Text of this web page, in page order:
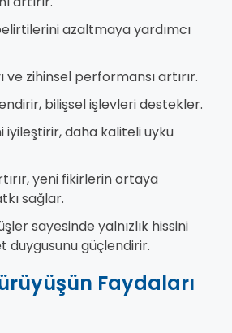
azaltmaya yardımcı
ve zihinsel performansı artırır.
bilişsel işlevleri destekler.
iyileştirir, daha kaliteli uyku
yeni fikirlerin ortaya
sağlar.
sayesinde yalnızlık hissini
duygusunu güçlendirir.
Faydaları